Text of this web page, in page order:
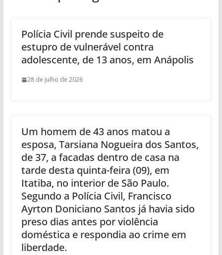
Polícia Civil prende suspeito de
estupro de vulnerável contra
adolescente, de 13 anos, em Anápolis
28 de julho de 2026
Um homem de 43 anos matou a
esposa, Tarsiana Nogueira dos Santos,
de 37, a facadas dentro de casa na
tarde desta quinta-feira (09), em
Itatiba, no interior de São Paulo.
Segundo a Polícia Civil, Francisco
Ayrton Doniciano Santos já havia sido
preso dias antes por violência
doméstica e respondia ao crime em
liberdade.